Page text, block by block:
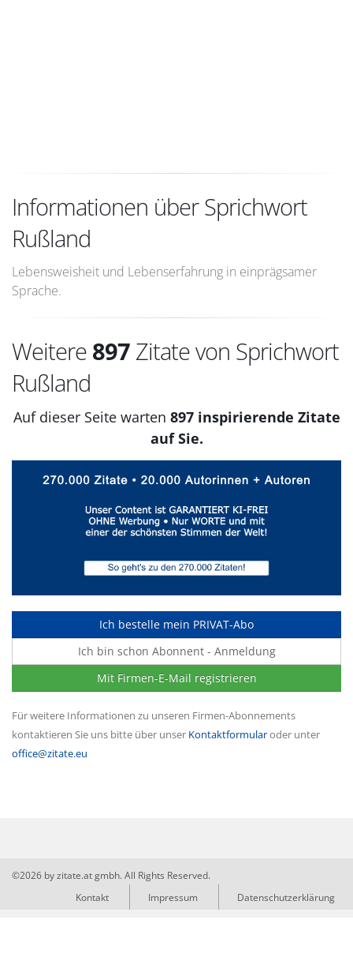
Informationen über Sprichwort
Rußland
Lebensweisheit und Lebenserfahrung in einprägsamer
Sprache.
Weitere 897 Zitate von Sprichwort
Rußland
Auf dieser Seite warten 897 inspirierende Zitate
auf Sie.
Ich bestelle mein PRIVAT-Abo
Ich bin schon Abonnent - Anmeldung
Mit Firmen-E-Mail registrieren
Für weitere Informationen zu unseren Firmen-Abonnements
kontaktieren Sie uns bitte über unser Kontaktformularoder unter
office@zitate.eu
©2026 by zitate.at gmbh. All Rights Reserved.
Kontakt
Impressum Datenschutzerklärung